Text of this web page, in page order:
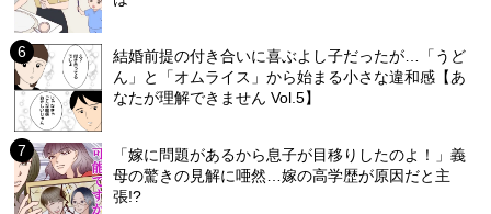
結婚前提の付き合いに喜ぶよし子だったが…「うど
ん」と「オムライス」から始まる小さな違和感【あ
なたが理解できません Vol.5】
「嫁に問題があるから息子が目移りしたのよ！」義
母の驚きの見解に唖然…嫁の高学歴が原因だと主
張!?